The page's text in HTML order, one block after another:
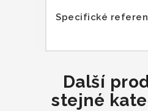
Specifické
Další
stejné